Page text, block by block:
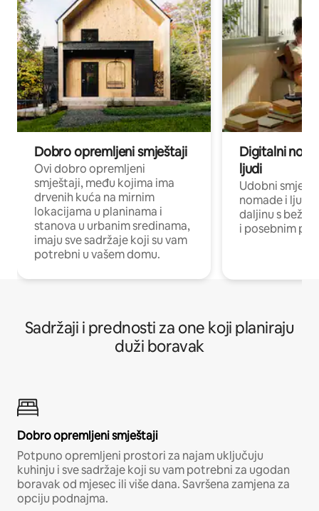
Dobro opremljeni smještaji
Ovi dobro opremljeni
smještaji, među kojima ima
drvenih kuća na mirnim
lokacijama u planinama i
stanova u urbanim sredinama,
imaju sve sadržaje koji su vam
potrebni u vašem domu.
Digitalni
ljudi
Udobni
nomade i ljude
daljinu s
i posebnim
Sadržaji i prednosti za one koji planiraju
duži boravak
Dobro opremljeni smještaji
Potpuno opremljeni prostori za najam uključuju
kuhinju i sve sadržaje koji su vam potrebni za ugodan
boravak od mjesec ili više dana. Savršena zamjena za
opciju podnajma.